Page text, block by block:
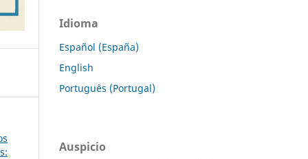
Idioma
Español (España)
English
Português (Portugal)
Auspicio